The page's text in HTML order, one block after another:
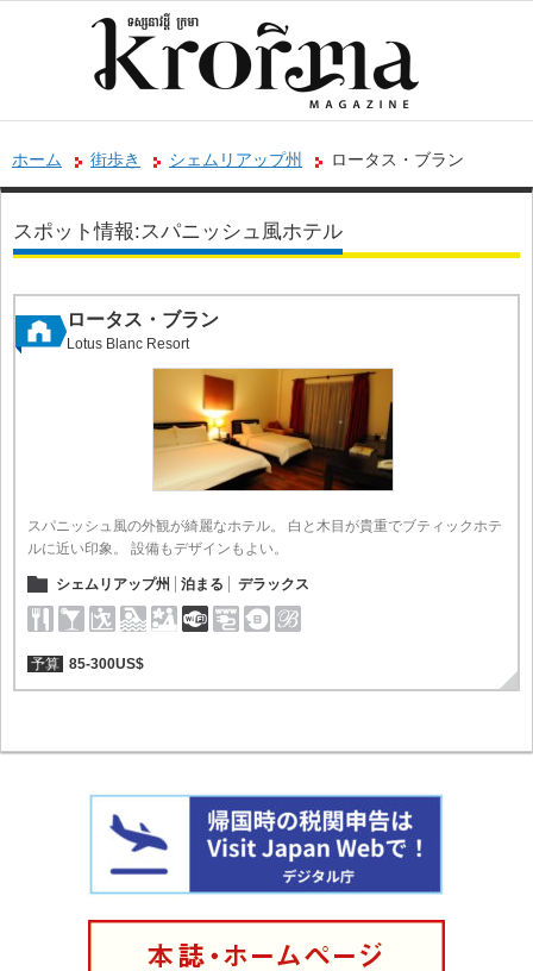
ホーム 街歩き シェムリアップ州 ロータス・ブラン
スポット情報:スパニッシュ風ホテル
ロータス・ブラン
Lotus Blanc Resort
スパニッシュ風の外観が綺麗なホテル。 白と木目が貴重でブティックホテ
ルに近い印象。 設備もデザインもよい。
シェムリアップ州 泊まる デラックス
予算 85-300US$